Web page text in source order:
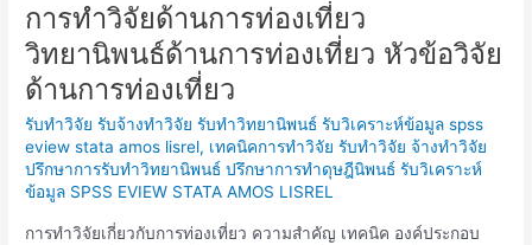
การทำวิจัยด้านการท่องเที่ยว
วิทยานิพนธ์ด้านการท่องเที่ยว หัวข้อวิจัย
ด้านการท่องเที่ยว
รับทำวิจัย รับจ้างทำวิจัย รับทำวิทยานิพนธ์ รับวิเคราะห์ข้อมูล spss
eview stata amos lisrel, เทคนิคการทำวิจัย รับทำวิจัย จ้างทำวิจัย
ปรึกษาการรับทำวิทยานิพนธ์ ปรึกษาการทำดุษฎีนิพนธ์ รับวิเคราะห์
ข้อมูล SPSS EVIEW STATA AMOS LISREL
การทำวิจัยเกี่ยวกับการท่องเที่ยว ความสำคัญ เทคนิค องค์ประกอบ
การ
ทำ
วิจัย
ด้าน
การ
ท่อง
เที่ยว
วิทยานิพนธ์